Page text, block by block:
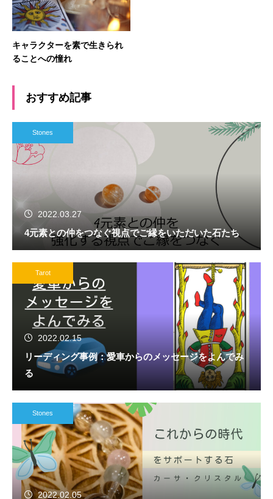
キャラクターを素で生きられ
ることへの憧れ
おすすめ記事
Stones
2022.03.27
4元素との仲をつなぐ視点でご縁をいただいた石たち
Tarot
2022.02.15
リーディング事例：愛車からのメッセージをよんでみ
る
Stones
2022.02.05